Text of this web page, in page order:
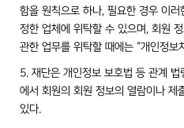
함을 원칙으로 하나, 필요한 경우 이
정한 업체에 위탁할 수 있으며, 회원
관한 업무를 위탁할 때에는 “개인정보
5. 재단은 개인정보 보호법 등 관계
에서 회원의 회원 정보의 열람이나 제
있다.